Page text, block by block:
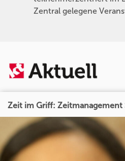
Zentral gelegene
Zeit im Griff: Zeitmanagement